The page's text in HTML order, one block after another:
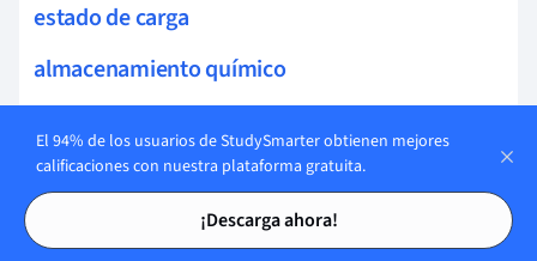
Tarjetas de estudio
Tarjetas de estudio
estado de carga
almacenamiento químico
baterías de estado sólido
baterías de níquel
El 94% de los usuarios de StudySmarter obtienen mejores
calificaciones con nuestra plataforma gratuita.
¡Descarga ahora!